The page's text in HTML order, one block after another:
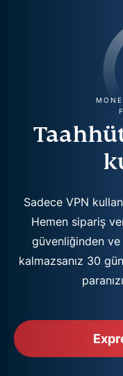
Sadece VPN
Hemen sipariş
güvenliğinden ve
kalmazsanız 30